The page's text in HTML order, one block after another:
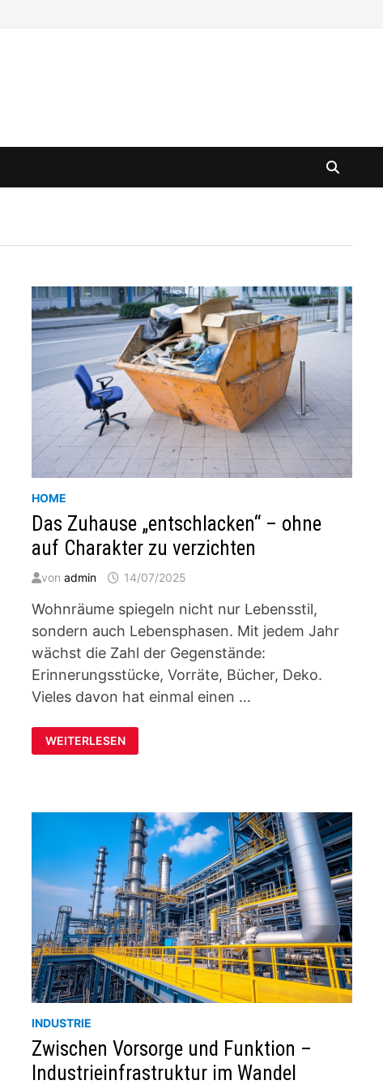
HOME
Das Zuhause „entschlacken“ – ohne
auf Charakter zu verzichten
von admin 14/07/2025
Wohnräume spiegeln nicht nur Lebensstil,
sondern auch Lebensphasen. Mit jedem Jahr
wächst die Zahl der Gegenstände:
Erinnerungsstücke, Vorräte, Bücher, Deko.
Vieles davon hat einmal einen …
DAS
ZUHAUSE
„ENTSCHLACKEN“
ZU
WEITERLESEN
INDUSTRIE
Zwischen Vorsorge und Funktion –
Industrieinfrastruktur im Wandel